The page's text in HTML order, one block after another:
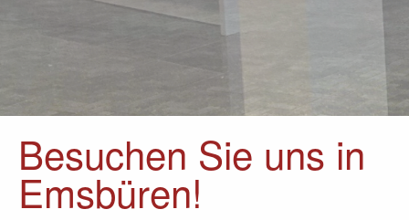
Besuchen Sie uns in
Emsbüren!